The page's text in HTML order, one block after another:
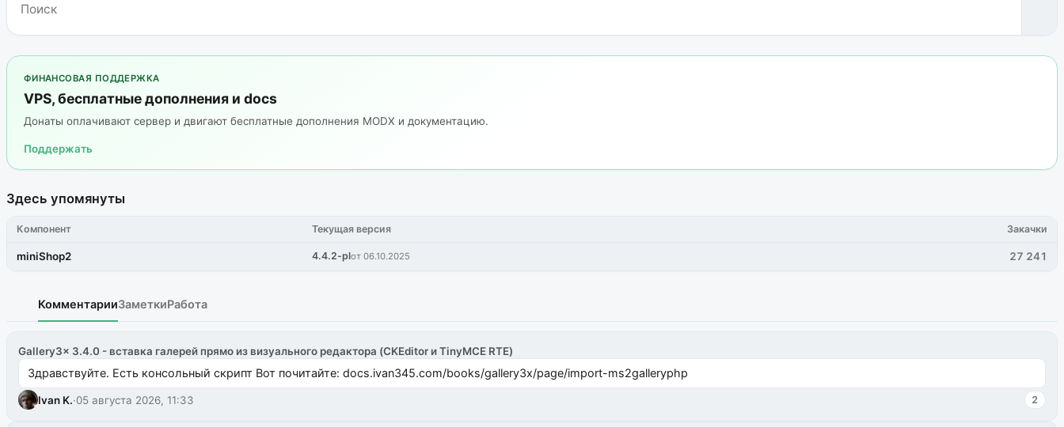
ФИНАНСОВАЯ ПОДДЕРЖКА
VPS, бесплатные дополнения и docs
Донаты оплачивают сервер и двигают бесплатные дополнения MODX и документацию.
Поддержать
Здесь упомянуты
Компонент Текущая версия Закачки
miniShop2 4.4.2-plот 06.10.2025 27 241
КомментарииЗаметкиРабота
Gallery3x 3.4.0 - вставка галерей прямо из визуального редактора (CKEditor и TinyMCE RTE)
Здравствуйте. Есть консольный скрипт Вот почитайте: docs.ivan345.com/books/gallery3x/page/import-ms2galleryphp
Ivan K.·05 августа 2026, 11:33 2